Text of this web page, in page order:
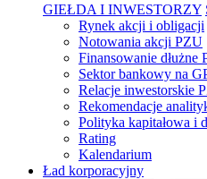
GIEŁDA I INWESTORZY
Rynek akcji i obligacji
Notowania akcji PZU
Finansowanie
Sektor bankowy na
Relacje inwestorskie
Rekomendacje
Polityka kapitałowa i
Rating
Kalendarium
Ład korporacyjny